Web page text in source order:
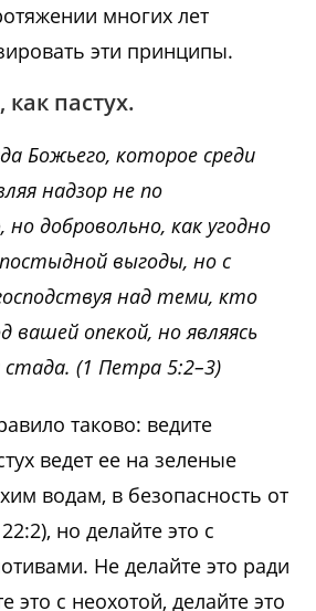
многих лет
эти принципы.
как пастух.
Божьего, которое среди
надзор не по
добровольно, как угодно
выгоды, но с
над теми, кто
вашей опекой, но являясь
стада. (1 Петра 5:2–3)
таково: ведите
ведет ее на зеленые
водам, в безопасность от
), но делайте это с
Не делайте это ради
это с неохотой, делайте это